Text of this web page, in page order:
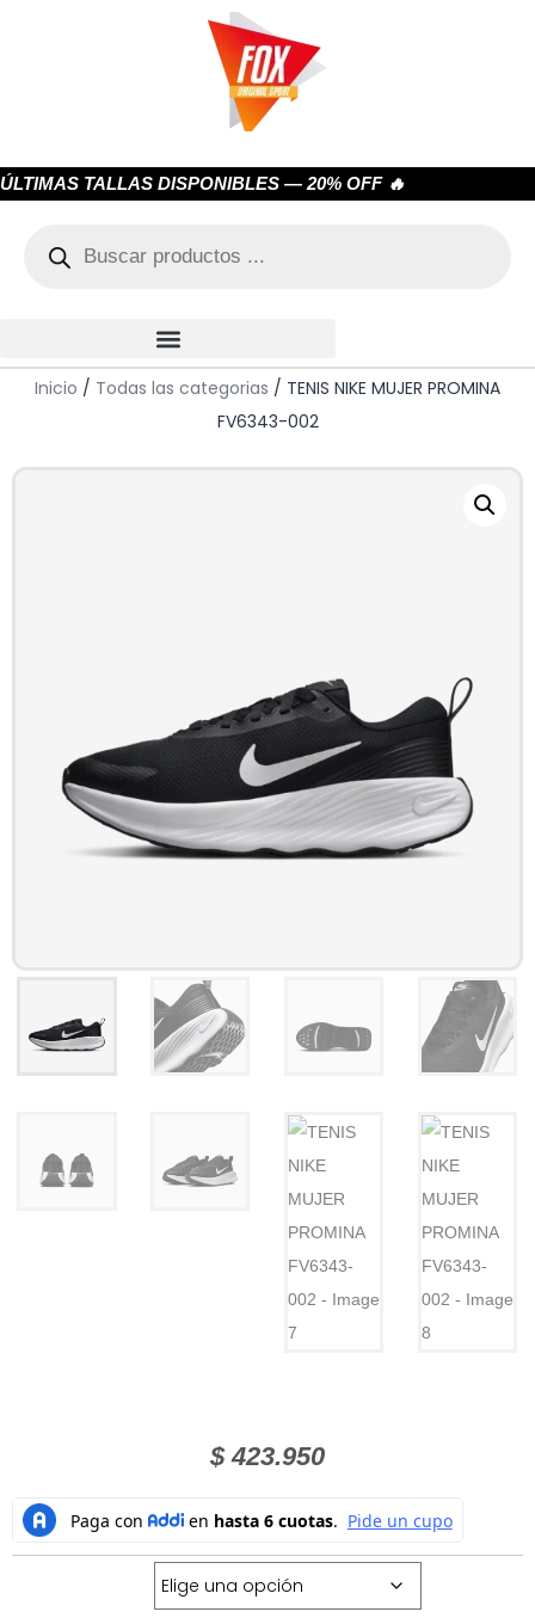
ÚLTIMAS TALLAS DISPONIBLES — 20% OFF 🔥
Inicio / Todas las categorias / TENIS NIKE MUJER PROMINA
FV6343-002
$423.950